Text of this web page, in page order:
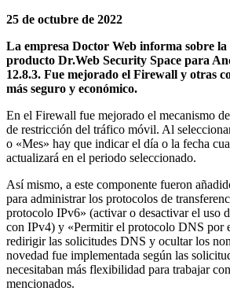
25 de octubre de 2022
La empresa Doctor Web informa sobre
producto Dr.Web Security Space para
12.8.3. Fue mejorado el Firewall y otras
más seguro y económico.
En el Firewall fue mejorado el mecanismo
de restricción del tráfico móvil. Al
o «Mes» hay que indicar el día o la fecha
actualizará en el periodo seleccionado.
Así mismo, a este componente fueron
para administrar los protocolos de
protocolo IPv6» (activar o desactivar el uso
con IPv4) y «Permitir el protocolo DNS por
redirigir las solicitudes DNS y ocultar los
novedad fue implementada según las
necesitaban más flexibilidad para trabajar
mencionados.